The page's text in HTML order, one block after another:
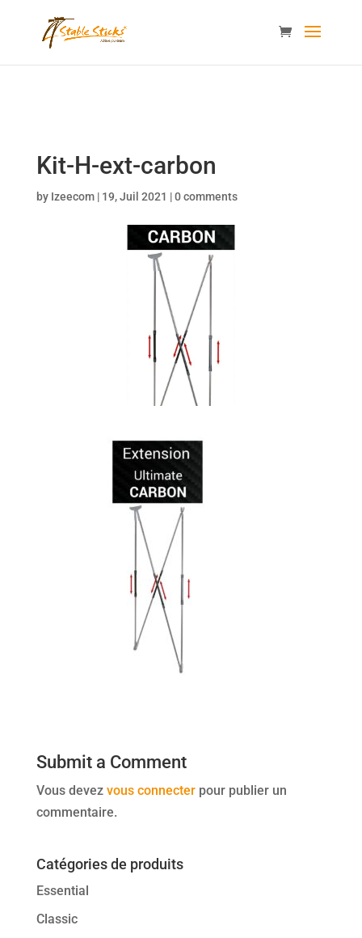
Kit-H-ext-carbon
by Izeecom| 19, Juil 2021 |0 comments
Submit a Comment
Vous devez vous connecterpour publier un
commentaire.
Catégories de produits
Essential
Classic